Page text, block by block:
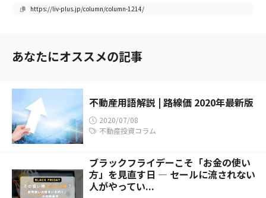
https://liv-plus.jp/column/column-1214/
あなたにオススメの記事
不動産用語解説 | 路線価 2020年最新版
2020/07/08
不動産投資コラム
ブラックフライデーこそ「お金の使い
方」を見直す日 — セールに流されない
人がやってい...